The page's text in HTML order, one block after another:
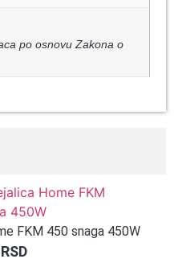
po osnovu Zakona o
FKM 450 snaga 450W
RSD